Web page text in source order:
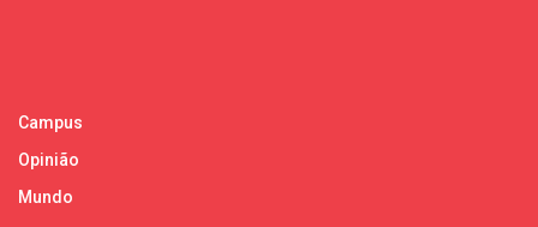
Campus
Opinião
Mundo